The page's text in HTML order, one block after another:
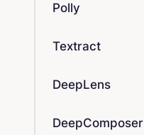
Polly
Textract
DeepLens
DeepComposer